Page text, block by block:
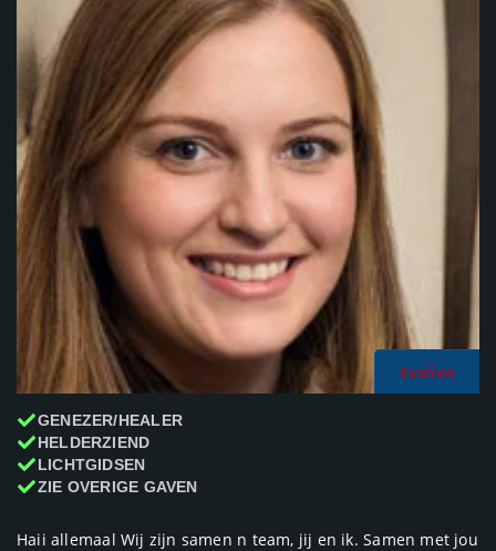
Evelien
GENEZER/HEALER
HELDERZIEND
LICHTGIDSEN
ZIE OVERIGE GAVEN
Haii allemaal Wij zijn samen n team, jij en ik. Samen met jou